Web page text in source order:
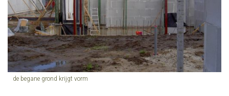
de begane grond krijgt vorm